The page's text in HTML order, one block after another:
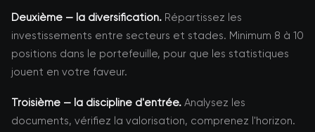
Deuxième — la diversification. Répartissez les
investissements entre secteurs et stades. Minimum 8 à 10
positions dans le portefeuille, pour que les statistiques
jouent en votre faveur.
Troisième — la discipline d'entrée. Analysez les
documents, vérifiez la valorisation, comprenez l'horizon.